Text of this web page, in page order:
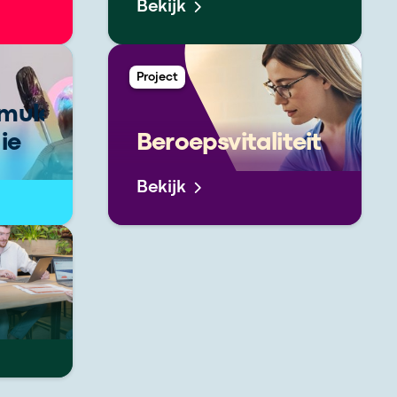
Bekijk
Project
Beroepsvitaliteit
Bekijk